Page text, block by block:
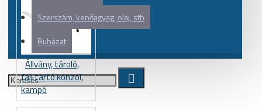
Szerszám, kenőagyag, olaj, stb
Ruházat
Állvány, tároló,
fali tartó konzol,
kampó